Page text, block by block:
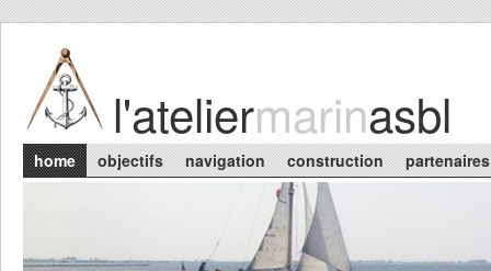
l'ateliermarinasbl
Main menu
home objectifs navigation construction partenaires